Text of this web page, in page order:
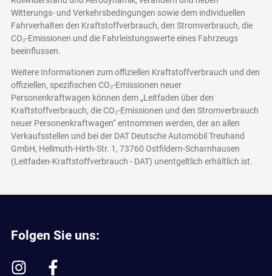
Witterungs- und Verkehrsbedingungen sowie dem individuellen
Fahrverhalten den Kraftstoffverbrauch, den Stromverbrauch, die
CO₂-Emissionen und die Fahrleistungswerte eines Fahrzeugs
beeinflussen.
Weitere Informationen zum offiziellen Kraftstoffverbrauch und den
offiziellen, spezifischen CO₂-Emissionen neuer
Personenkraftwagen können dem „Leitfaden über den
Kraftstoffverbrauch, die CO₂-Emissionen und den Stromverbrauch
neuer Personenkraftwagen“ entnommen werden, der an allen
Verkaufsstellen und bei der DAT Deutsche Automobil Treuhand
GmbH, Hellmuth-Hirth-Str. 1, 73760 Ostfildern-Scharnhausen
(Leitfaden-Kraftstoffverbrauch - DAT) unentgeltlich erhältlich ist.
Folgen Sie uns: